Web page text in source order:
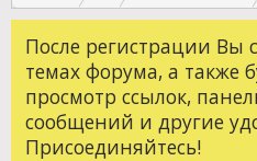
После регистрации Вы
темах форума, а также
просмотр ссылок,
сообщений и другие
Присоединяйтесь!